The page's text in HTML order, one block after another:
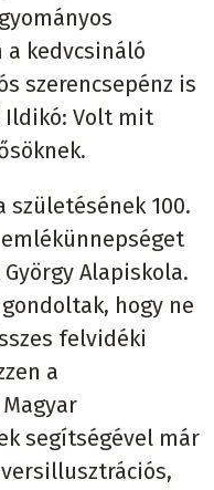
a kedvcsináló
szerencsepénz is
Ildikó: Volt mit
születésének 100.
Alapiskola.
hogy ne
felvidéki
a
segítségével már